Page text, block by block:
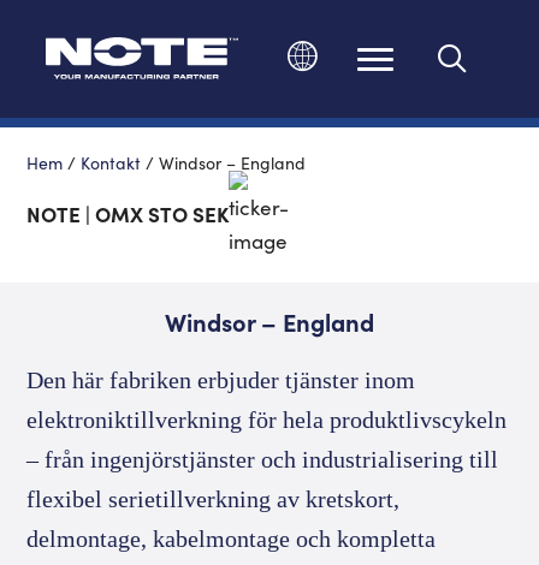
Hem / Kontakt /Windsor – England
NOTE | OMX STO SEK
Windsor – England
Den här fabriken erbjuder tjänster inom
elektroniktillverkning för hela produktlivscykeln
– från ingenjörstjänster och industrialisering till
flexibel serietillverkning av kretskort,
delmontage, kabelmontage och kompletta